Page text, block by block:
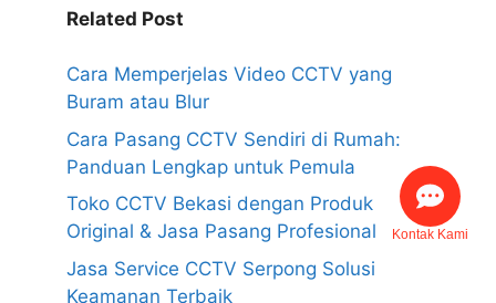
Related Post
Cara Memperjelas Video CCTV yang
Buram atau Blur
Cara Pasang CCTV Sendiri di Rumah:
Panduan Lengkap untuk Pemula
Toko CCTV Bekasi dengan Produk
Original & Jasa Pasang Profesional
Jasa Service CCTV Serpong Solusi
Keamanan Terbaik
Kontak Kami